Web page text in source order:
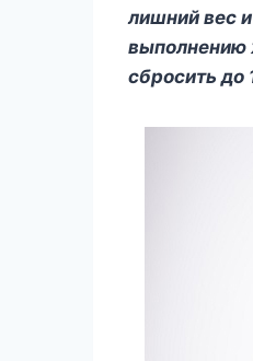
лишний вес
выполнению
сбросить до